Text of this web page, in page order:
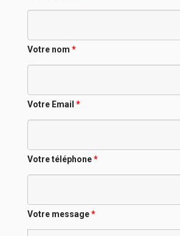
Votre nom *
Votre Email *
Votre téléphone*
Votre message*